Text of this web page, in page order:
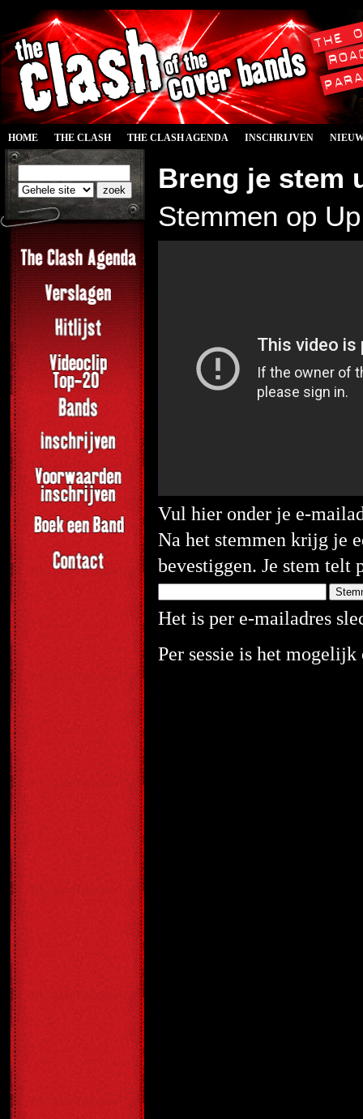
HOME THE CLASH THE CLASH AGENDA INSCHRIJVEN
Breng je stem
Stemmen op
Vul hier onder je e-
Na het stemmen krijg je
bevestiggen. Je stem telt
Het is per e-mailadres
Per sessie is het